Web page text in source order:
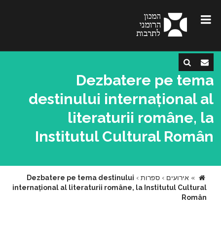
Dezbatere pe tema
destinului internațional al
literaturii române, la
Institutul Cultural Român
» אירועים › ספרות ›
Dezbatere pe tema destinului
internațional al literaturii române, la Institutul Cultural
Român